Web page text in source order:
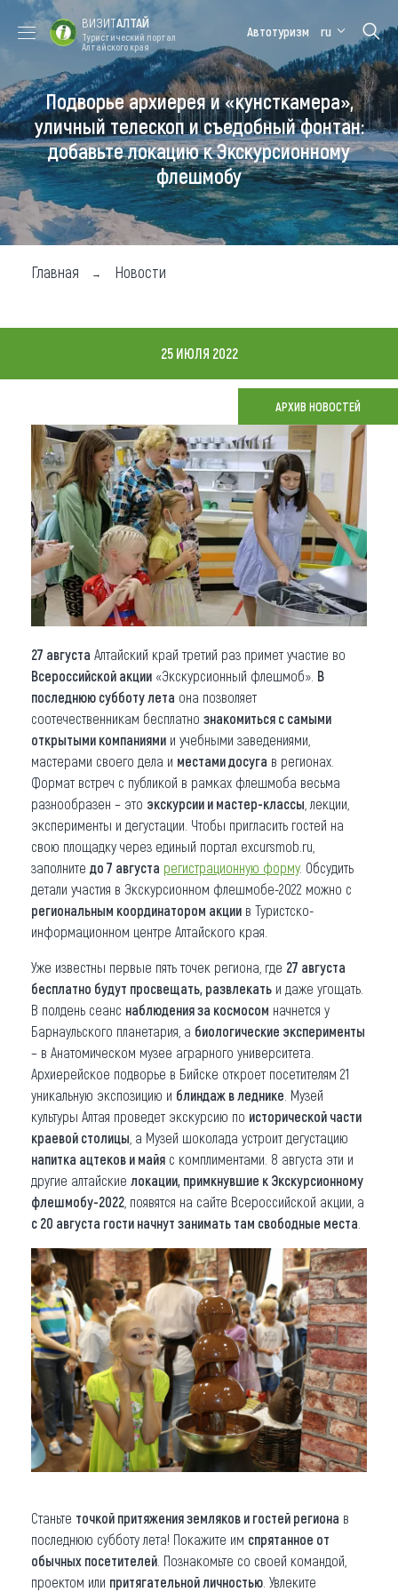
Форум VISIT
ALTAI
Цветение
маральника
Медицинский
форум
Алтайская
зимовка
Туры
Где побывать
Чем заняться
Где остановиться
Что привезти (сувениры)
О регионе
Коллекция впечатлений
Другие рубрики
ВИЗИТАЛТАЙ
Туристический портал
Алтайского края
Автотуризм ru
Подворье архиерея и «кунсткамера»,
уличный телескоп и съедобный фонтан:
добавьте локацию к Экскурсионному
флешмобу
Главная Новости
25 ИЮЛЯ 2022
АРХИВ НОВОСТЕЙ
27 августа Алтайский край третий раз примет участие во
Всероссийской акции «Экскурсионный флешмоб». В
последнюю субботу лета она позволяет
соотечественникам бесплатно знакомиться с самыми
открытыми компаниями и учебными заведениями,
мастерами своего дела и местами досуга в регионах.
Формат встреч с публикой в рамках флешмоба весьма
разнообразен – это экскурсии и мастер-классы , лекции,
эксперименты и дегустации. Чтобы пригласить гостей на
свою площадку через единый портал excursmob.ru,
заполните до 7 августа регистрационную форму. Обсудить
детали участия в Экскурсионном флешмобе-2022 можно с
региональным координатором акции в Туристско-
информационном центре Алтайского края.
Уже известны первые пять точек региона, где 27 августа
бесплатно будут просвещать, развлекать и даже угощать.
В полдень сеанс наблюдения за космосом начнется у
Барнаульского планетария, а биологические эксперименты
– в Анатомическом музее аграрного университета.
Архиерейское подворье в Бийске откроет посетителям 21
уникальную экспозицию и блиндаж в леднике . Музей
культуры Алтая проведет экскурсию по исторической части
краевой столицы , а Музей шоколада устроит дегустацию
напитка ацтеков и майя с комплиментами. 8 августа эти и
другие алтайские локации, примкнувшие к Экскурсионному
флешмобу-2022 , появятся на сайте Всероссийской акции, а
с 20 августа гости начнут занимать там свободные места
Станьте точкой притяжения земляков и гостей региона в
последнюю субботу лета! Покажите им спрятанное от
обычных посетителей . Познакомьте со своей командой,
проектом или притягательной личностью . Увлеките